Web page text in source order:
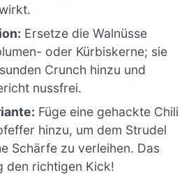
Ersetze die Walnüsse
oder Kürbiskerne; sie
Crunch hinzu und
nussfrei.
Füge eine gehackte Chili
hinzu, um dem Strudel
Schärfe zu verleihen. Das
den richtigen Kick!